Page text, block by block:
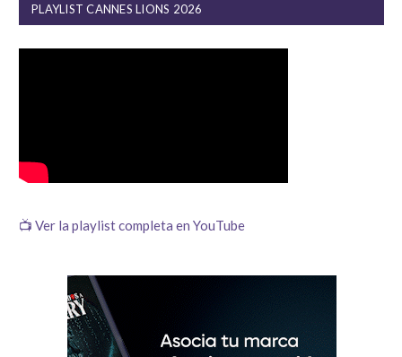
PLAYLIST CANNES LIONS 2026
📺 Ver la playlist completa en YouTube